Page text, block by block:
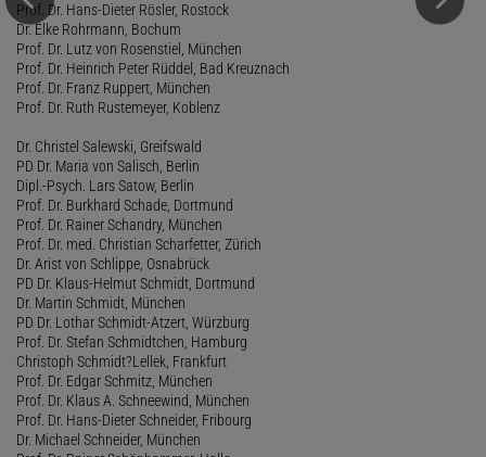
Prof. Dr. Hans-Dieter Rösler, Rostock
Dr. Elke Rohrmann, Bochum
Prof. Dr. Lutz von Rosenstiel, München
Prof. Dr. Heinrich Peter Rüddel, Bad Kreuznach
Prof. Dr. Franz Ruppert, München
Prof. Dr. Ruth Rustemeyer, Koblenz
Dr. Christel Salewski, Greifswald
PD Dr. Maria von Salisch, Berlin
Dipl.-Psych. Lars Satow, Berlin
Prof. Dr. Burkhard Schade, Dortmund
Prof. Dr. Rainer Schandry, München
Prof. Dr. med. Christian Scharfetter, Zürich
Dr. Arist von Schlippe, Osnabrück
PD Dr. Klaus-Helmut Schmidt, Dortmund
Dr. Martin Schmidt, München
PD Dr. Lothar Schmidt-Atzert, Würzburg
Prof. Dr. Stefan Schmidtchen, Hamburg
Christoph Schmidt?Lellek, Frankfurt
Prof. Dr. Edgar Schmitz, München
Prof. Dr. Klaus A. Schneewind, München
Prof. Dr. Hans-Dieter Schneider, Fribourg
Dr. Michael Schneider, München